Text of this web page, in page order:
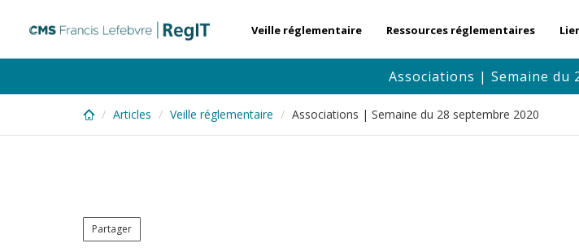
content
Veille réglementaire Ressources réglementaires
Associations | Semaine du
Articles Veille réglementaire Associations | Semaine du 28 septembre 2020
Partager